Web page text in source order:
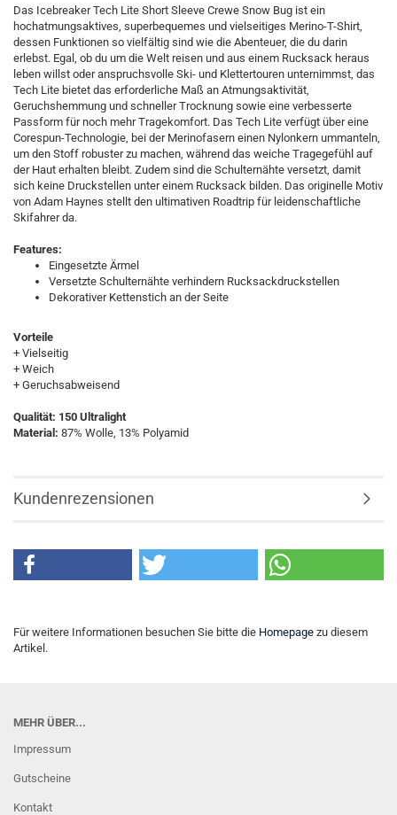
Das Icebreaker Tech Lite Short Sleeve Crewe Snow Bug ist ein
hochatmungsaktives, superbequemes und vielseitiges Merino-T-Shirt,
dessen Funktionen so vielfältig sind wie die Abenteuer, die du darin
erlebst. Egal, ob du um die Welt reisen und aus einem Rucksack heraus
leben willst oder anspruchsvolle Ski- und Klettertouren unternimmst, das
Tech Lite bietet das erforderliche Maß an Atmungsaktivität,
Geruchshemmung und schneller Trocknung sowie eine verbesserte
Passform für noch mehr Tragekomfort. Das Tech Lite verfügt über eine
Corespun-Technologie, bei der Merinofasern einen Nylonkern ummanteln,
um den Stoff robuster zu machen, während das weiche Tragegefühl auf
der Haut erhalten bleibt. Zudem sind die Schulternähte versetzt, damit
sich keine Druckstellen unter einem Rucksack bilden. Das originelle Motiv
von Adam Haynes stellt den ultimativen Roadtrip für leidenschaftliche
Skifahrer da.
Features:
Eingesetzte Ärmel
Versetzte Schulternähte verhindern Rucksackdruckstellen
Dekorativer Kettenstich an der Seite
Vorteile
+ Vielseitig
+ Weich
+ Geruchsabweisend
Qualität: 150 Ultralight
Material: 87% Wolle, 13% Polyamid
Kundenrezensionen
Für weitere Informationen besuchen Sie bitte die Homepage zu diesem
Artikel.
MEHR ÜBER...
Impressum
Gutscheine
Kontakt